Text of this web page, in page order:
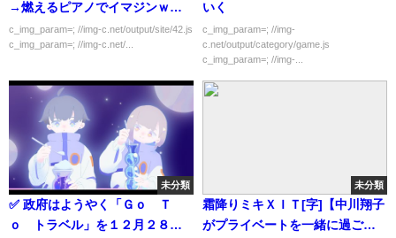
→燃えるピアノでイマジンｗｗ
ｗｗｗ
c_img_param=; //img-c.net/output/site/42.js
c_img_param=; //img-c.net/...
いく
c_img_param=; //img-
c.net/output/category/game.js
c_img_param=; //img-...
未分類
✅ 政府はようやく「Ｇｏ Ｔ
ｏ トラベル」を１２月２８日
未分類
霜降りミキＸＩＴ[字]【中川翔子
がプライベートを一緒に過ごす